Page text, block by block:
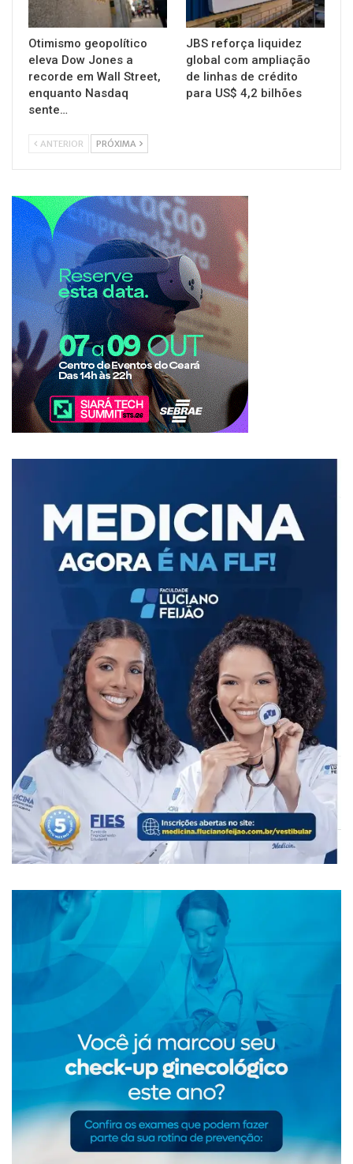
Otimismo geopolítico
eleva Dow Jones a
recorde em Wall Street,
enquanto Nasdaq
sente…
JBS reforça liquidez
global com ampliação
de linhas de crédito
para US$ 4,2 bilhões
ANTERIOR PRÓXIMA